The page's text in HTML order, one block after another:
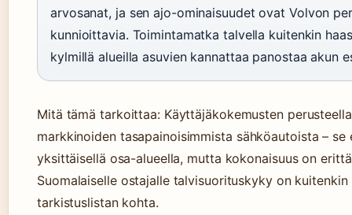
arvosanat, ja sen ajo-ominaisuudet ovat Volvon
kunnioittavia. Toimintamatka talvella kuitenkin
kylmillä alueilla asuvien kannattaa panostaa akun
Mitä tämä tarkoittaa: Käyttäjäkokemusten
markkinoiden tasapainoisimmista sähköautoista – se
yksittäisellä osa-alueella, mutta kokonaisuus on
Suomalaiselle ostajalle talvisuorituskyky on kuitenkin
tarkistuslistan kohta.